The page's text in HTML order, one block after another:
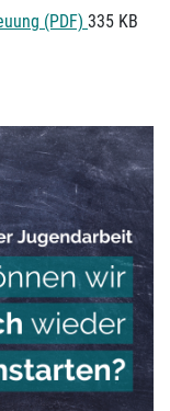
(PDF) 335 KB